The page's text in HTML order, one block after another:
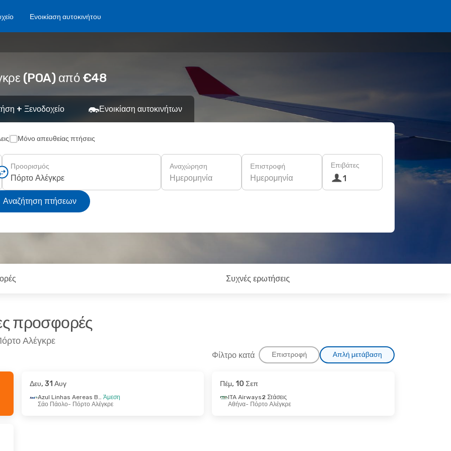
Ενοικίαση αυτοκινήτου
(POA) από €48
+ Ξενοδοχείο Ενοικίαση αυτοκινήτων
Μόνο απευθείας πτήσεις
Προορισμός Αναχώρηση
Ημερομηνία
Επιστροφή
Ημερομηνία
Επιβάτες
1
Αναζήτηση πτήσεων
Συχνές ερωτήσεις
προσφορές
Αλέγκρε
Φίλτρο κατά Επιστροφή Απλή μετάβαση
Άμεση
Δευ, 31 Αυγ
Azul Linhas Aereas Brasileiras Άμεση
Σάο Πάολο- Πόρτο Αλέγκρε
Πέμ, 10 Σεπ
ITA Airways2 Στάσεις
Αθήνα- Πόρτο Αλέγκρε